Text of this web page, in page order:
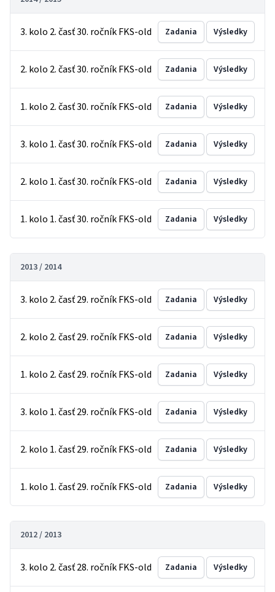
3. kolo 2. časť 30. ročník FKS-old Zadania Výsledky
2. kolo 2. časť 30. ročník FKS-old Zadania Výsledky
1. kolo 2. časť 30. ročník FKS-old Zadania Výsledky
3. kolo 1. časť 30. ročník FKS-old Zadania Výsledky
2. kolo 1. časť 30. ročník FKS-old Zadania Výsledky
1. kolo 1. časť 30. ročník FKS-old Zadania Výsledky
2013 / 2014
3. kolo 2. časť 29. ročník FKS-old Zadania Výsledky
2. kolo 2. časť 29. ročník FKS-old Zadania Výsledky
1. kolo 2. časť 29. ročník FKS-old Zadania Výsledky
3. kolo 1. časť 29. ročník FKS-old Zadania Výsledky
2. kolo 1. časť 29. ročník FKS-old Zadania Výsledky
1. kolo 1. časť 29. ročník FKS-old Zadania Výsledky
2012 / 2013
3. kolo 2. časť 28. ročník FKS-old Zadania Výsledky